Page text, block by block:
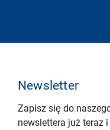
Newsletter
Zapisz się do
newslettera już teraz